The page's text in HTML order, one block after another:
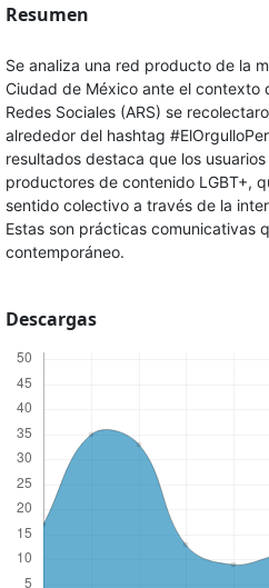
Resumen
Se analiza una red producto de la
Ciudad de México ante el contexto
Redes Sociales (ARS) se
alrededor del hashtag
resultados destaca que los
productores de contenido LGBT+,
sentido colectivo a través de la
Estas son prácticas comunicativas
contemporáneo.
Descargas